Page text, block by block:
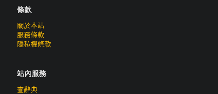
條款
關於本站
服務條款
隱私權條款
站內服務
查辭典